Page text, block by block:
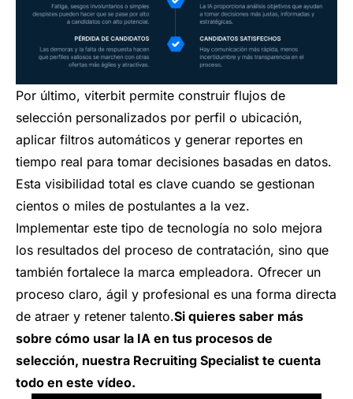
Por último, viterbit permite construir flujos de
selección personalizados por perfil o ubicación,
aplicar filtros automáticos y generar reportes en
tiempo real para tomar decisiones basadas en datos.
Esta visibilidad total es clave cuando se gestionan
cientos o miles de postulantes a la vez.
Implementar este tipo de tecnología no solo mejora
los resultados del proceso de contratación, sino que
también fortalece la marca empleadora. Ofrecer un
proceso claro, ágil y profesional es una forma directa
de atraer y retener talento.Si quieres saber más
sobre cómo usar la IA en tus procesos de
selección, nuestra Recruiting Specialist te cuenta
todo en este vídeo.